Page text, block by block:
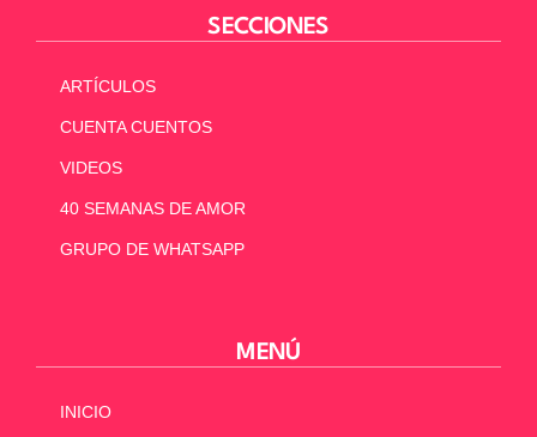
SECCIONES
ARTÍCULOS
CUENTA CUENTOS
VIDEOS
40 SEMANAS DE AMOR
GRUPO DE WHATSAPP
MENÚ
INICIO